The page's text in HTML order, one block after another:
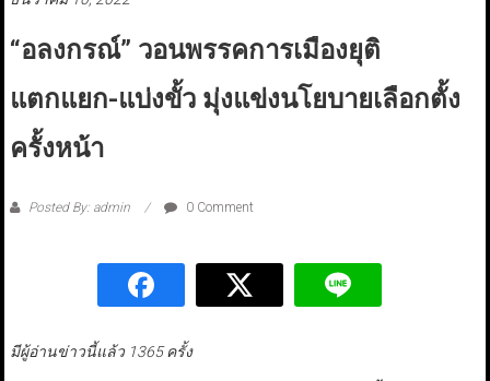
“อลงกรณ์” วอนพรรคการเมืองยุติ
แตกแยก-แบ่งขั้ว มุ่งแข่งนโยบายเลือกตั้ง
ครั้งหน้า
Posted By: admin 0 Comment
มีผู้อ่านข่าวนี้แล้ว 1365 ครั้ง